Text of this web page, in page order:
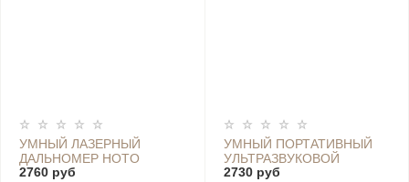
УМНЫЙ ЛАЗЕРНЫЙ
ДАЛЬНОМЕР HOTO
MONKEY INTELLIGENT
2760 руб
УМНЫЙ ПОРТАТИВНЫЙ
УЛЬТРАЗВУКОВОЙ
СКАЛЕР ДЛЯ ЧИСТКИ
2730 руб